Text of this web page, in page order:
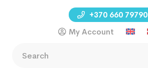
+370 660 79790
My Account